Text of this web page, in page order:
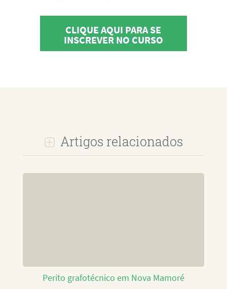
CLIQUE AQUI PARA SE
INSCREVER NO CURSO
Artigos relacionados
Perito grafotécnico em Nova Mamoré